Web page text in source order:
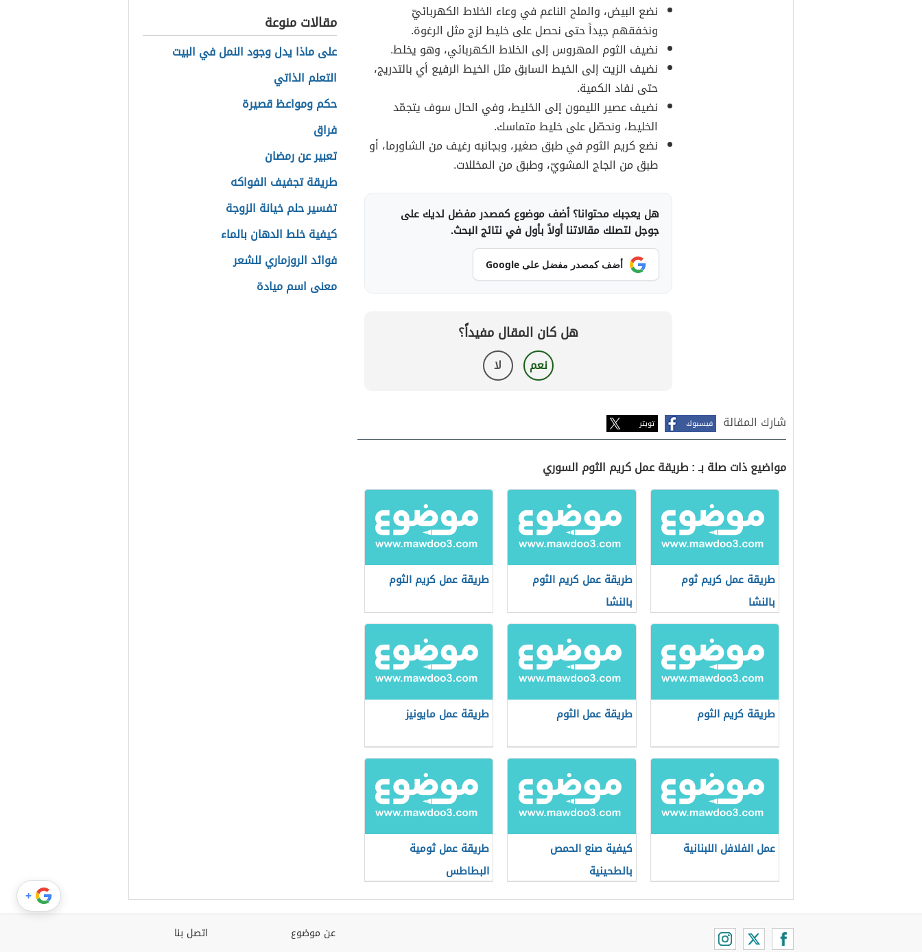
نضع البيض، والملح الناعم في وعاء الخلاط الكهربائيّ
ونخفقهم جيداً حتى نحصل على خليط لزج مثل الرغوة.
نضيف الثوم المهروس إلى الخلاط الكهربائي، وهو يخلط.
نضيف الزيت إلى الخيط السابق مثل الخيط الرفيع أي بالتدريج،
حتى نفاد الكمية.
نضيف عصير الليمون إلى الخليط، وفي الحال سوف يتجمّد
الخليط، ونحصّل على خليط متماسك.
نضع كريم الثوم في طبق صغير، وبجانبه رغيف من الشاورما، أو
طبق من الجاج المشويّ، وطبق من المخللات.
هل يعجبك محتوانا؟ أضف موضوع كمصدر مفضل لديك على
جوجل لتصلك مقالاتنا أولاً بأول في نتائج البحث.
أضف كمصدر مفضل على Google
هل كان المقال مفيداً؟
نعم لا
شارك المقالة فيسبوك تويتر
مواضيع ذات صلة بـ : طريقة عمل كريم الثوم السوري
طريقة عمل كريم ثوم
بالنشا
طريقة عمل كريم الثوم
بالنشا
طريقة عمل كريم الثوم
طريقة كريم الثوم طريقة عمل الثوم طريقة عمل مايونيز
عمل الفلافل اللبنانية
كيفية صنع الحمص
بالطحينية
طريقة عمل ثومية
البطاطس
مقالات منوعة
على ماذا يدل وجود النمل في البيت
التعلم الذاتي
حكم ومواعظ قصيرة
فراق
تعبير عن رمضان
طريقة تجفيف الفواكه
تفسير حلم خيانة الزوجة
كيفية خلط الدهان بالماء
فوائد الروزماري للشعر
معنى اسم ميادة
اتصل بنا
عن موضوع
+